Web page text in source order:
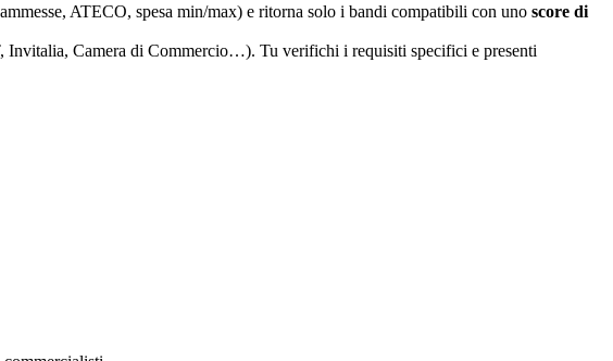
ATECO, spesa min/max) e ritorna solo i bandi compatibili con uno score di
Camera di Commercio…). Tu verifichi i requisiti specifici e presenti